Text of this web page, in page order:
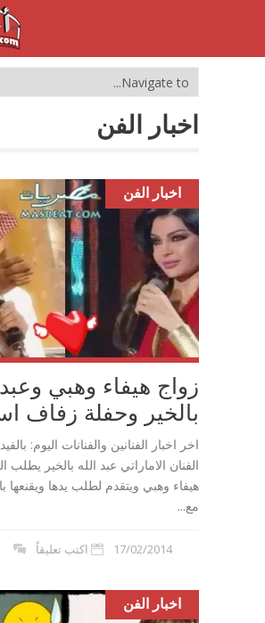
اخبار الفن
اخبار الفن
زواج هيفاء وهبي وعبد
بالخير وحفلة زفاف
اخر اخبار الفنانين والفنانات اليوم:
الفنان الاماراتي عبد الله بالخير يطلب
هيفاء وهبي ويتقدم لطلب يدها ويقنعها
مع...
17/02/2014 اكتب تعليقاً
اخبار الفن